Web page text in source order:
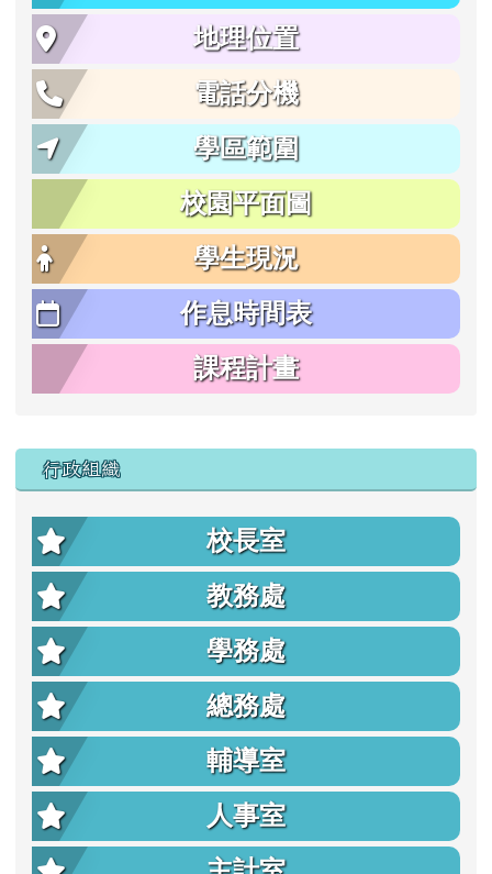
地理位置
電話分機
學區範圍
校園平面圖
學生現況
作息時間表
課程計畫
行政組織
校長室
教務處
學務處
總務處
輔導室
人事室